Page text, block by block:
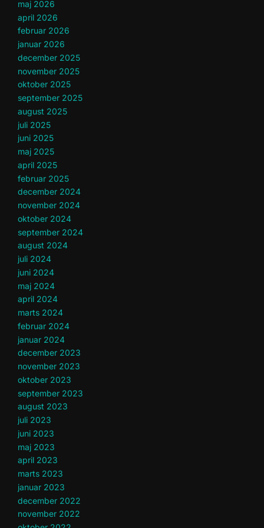
maj 2026
april 2026
februar 2026
januar 2026
december 2025
november 2025
oktober 2025
september 2025
august 2025
juli 2025
juni 2025
maj 2025
april 2025
februar 2025
december 2024
november 2024
oktober 2024
september 2024
august 2024
juli 2024
juni 2024
maj 2024
april 2024
marts 2024
februar 2024
januar 2024
december 2023
november 2023
oktober 2023
september 2023
august 2023
juli 2023
juni 2023
maj 2023
april 2023
marts 2023
januar 2023
december 2022
november 2022